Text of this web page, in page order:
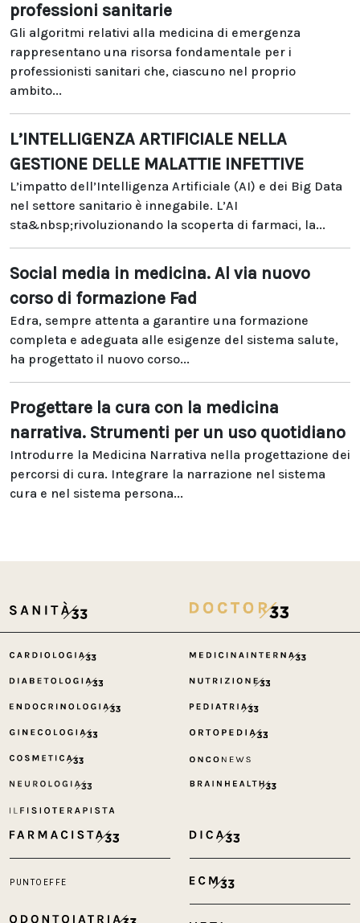
professioni sanitarie
Gli algoritmi relativi alla medicina di emergenza
rappresentano una risorsa fondamentale per i
professionisti sanitari che, ciascuno nel proprio
ambito...
L’INTELLIGENZA ARTIFICIALE NELLA
GESTIONE DELLE MALATTIE INFETTIVE
L’impatto dell’Intelligenza Artificiale (AI) e dei Big Data
nel settore sanitario è innegabile. L’AI
sta&nbsp;rivoluzionando la scoperta di farmaci, la...
Social media in medicina. Al via nuovo
corso di formazione Fad
Edra, sempre attenta a garantire una formazione
completa e adeguata alle esigenze del sistema salute,
ha progettato il nuovo corso...
Progettare la cura con la medicina
narrativa. Strumenti per un uso quotidiano
Introdurre la Medicina Narrativa nella progettazione dei
percorsi di cura. Integrare la narrazione nel sistema
cura e nel sistema persona...